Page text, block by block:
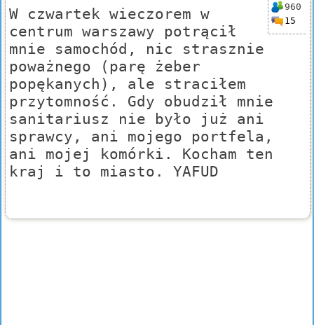
960
15
W czwartek wieczorem w
centrum warszawy potrącił
mnie samochód, nic strasznie
poważnego (parę żeber
popękanych), ale straciłem
przytomność. Gdy obudził mnie
sanitariusz nie było już ani
sprawcy, ani mojego portfela,
ani mojej komórki. Kocham ten
kraj i to miasto. YAFUD